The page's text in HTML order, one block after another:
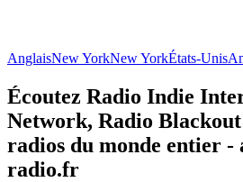
AnglaisNew YorkNew YorkÉtats-Unis
Écoutez Radio Indie
Network, Radio
radios du monde entier -
radio.fr